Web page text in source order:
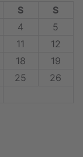
S
S
4
5
11
12
18
19
25
26